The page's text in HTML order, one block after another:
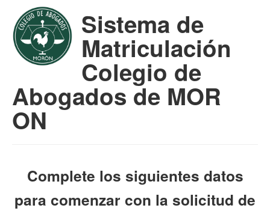
Sistema de
Matriculación
Colegio de
Abogados de MOR
ON
Complete los siguientes datos
para comenzar con la solicitud de